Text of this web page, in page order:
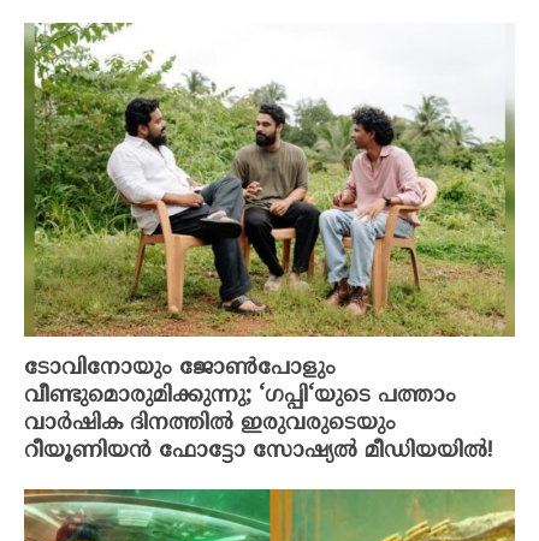
ടോവിനോയും ജോൺപോളും
വീണ്ടുമൊരുമിക്കുന്നു; ‘ഗപ്പി‘യുടെ പത്താം
വാർഷിക ദിനത്തിൽ ഇരുവരുടെയും
റീയൂണിയൻ ഫോട്ടോ സോഷ്യൽ മീഡിയയിൽ!